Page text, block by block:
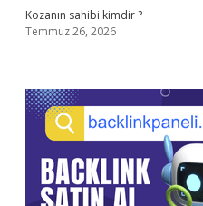
Kozanın sahibi kimdir ?
Temmuz 26, 2026